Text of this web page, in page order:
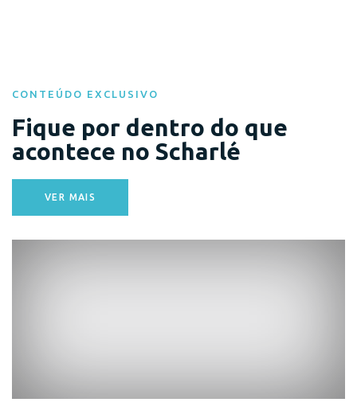
CONTEÚDO EXCLUSIVO
Fique por dentro do que
acontece no Scharlé
VER MAIS
Eventos